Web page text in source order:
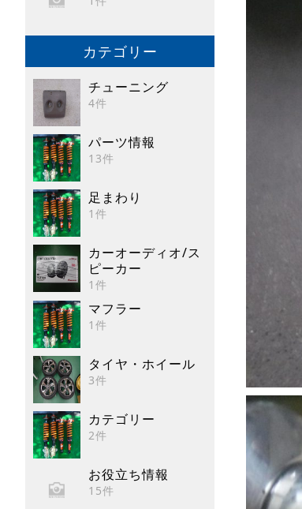
カテゴリー
チューニング
4件
パーツ情報
13件
足まわり
1件
カーオーディオ/ス
ピーカー
1件
マフラー
1件
タイヤ・ホイール
3件
カテゴリー
2件
お役立ち情報
15件